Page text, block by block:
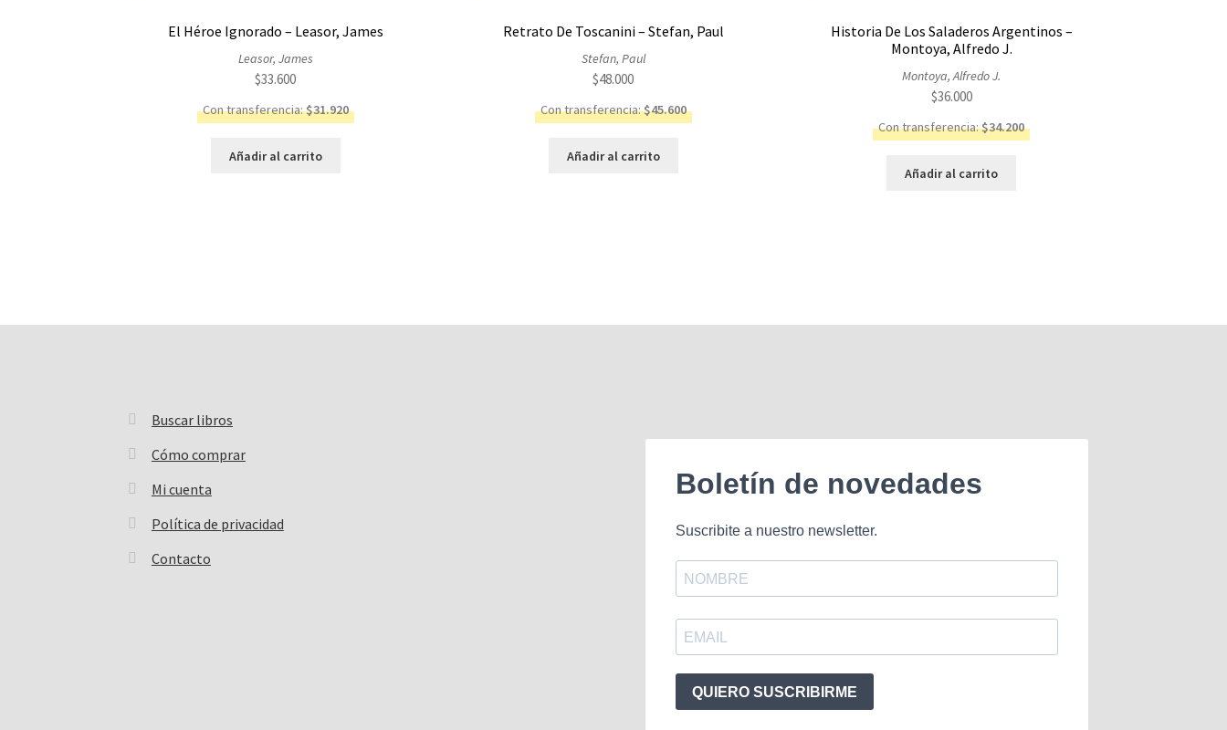
El Héroe Ignorado – Leasor, James
Leasor, James
$33.600
Con transferencia:$31.920
Añadir al carrito
Retrato De Toscanini – Stefan, Paul
Stefan, Paul
$48.000
Con transferencia:$45.600
Añadir al carrito
Historia De Los Saladeros Argentinos –
Montoya, Alfredo J.
Montoya, Alfredo J.
$36.000
Con transferencia:$34.200
Añadir al carrito
Buscar libros
Buscar:
Cómo comprar
Mi cuenta
Política de privacidad
Contacto
Boletín de novedades
Suscribite a nuestro newsletter.
QUIERO SUSCRIBIRME